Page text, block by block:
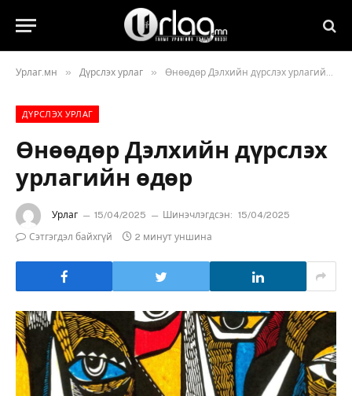
Урлаг.мн » Дүрслэх урлаг » Өнөөдөр Дэлхийн дүрслэх урлагийн өдөр
ДҮРСЛЭХ УРЛАГ
Өнөөдөр Дэлхийн дүрслэх
урлагийн өдөр
Урлаг 15/04/2025 Шинэчлэгдсэн: 15/04/2025
Сэтгэгдэл байхгүй
2 минут уншина